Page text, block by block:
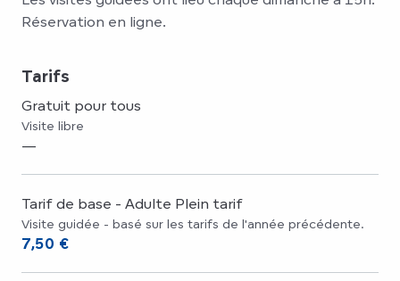
Réservation en ligne.
Tarifs
Gratuit pour tous
Visite libre
—
Tarif de base - Adulte Plein tarif
Visite guidée - basé sur les tarifs de l'année précédente.
7,50 €